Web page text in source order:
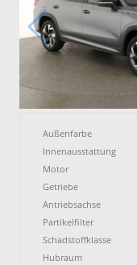
Außenfarbe
Innenausstattung
Motor
Getriebe
Antriebsachse
Partikelfilter
Schadstoffklasse
Hubraum